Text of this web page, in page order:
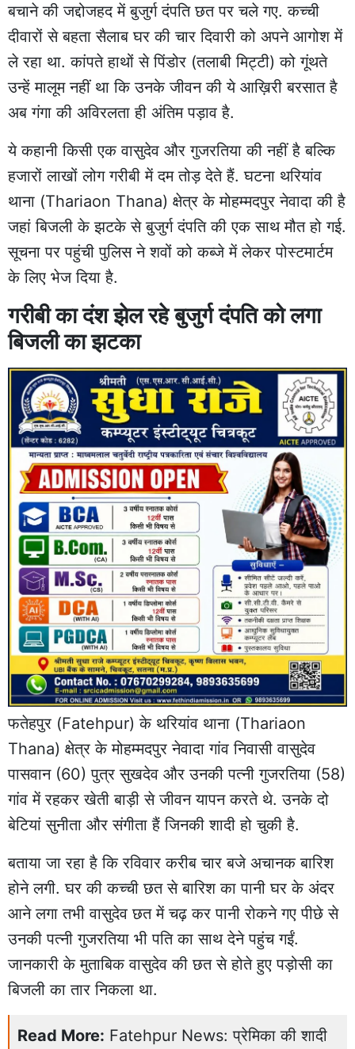
बचाने की जद्दोजहद में बुजुर्ग दंपति छत पर चले गए. कच्ची
दीवारों से बहता सैलाब घर की चार दिवारी को अपने आगोश में
ले रहा था. कांपते हाथों से पिंडोर (तलाबी मिट्टी) को गूंथते
उन्हें मालूम नहीं था कि उनके जीवन की ये आख़िरी बरसात है
अब गंगा की अविरलता ही अंतिम पड़ाव है.
ये कहानी किसी एक वासुदेव और गुजरतिया की नहीं है बल्कि
हजारों लाखों लोग गरीबी में दम तोड़ देते हैं. घटना थरियांव
थाना (Thariaon Thana) क्षेत्र के मोहम्मदपुर नेवादा की है
जहां बिजली के झटके से बुजुर्ग दंपति की एक साथ मौत हो गई.
सूचना पर पहुंचीपुलिसने शवों को कब्जे में लेकर पोस्टमार्टम
के लिए भेज दिया है.
गरीबी का दंश झेल रहे बुजुर्ग दंपति को लगा
बिजली का झटका
फतेहपुर (Fatehpur) के थरियांव थाना (Thariaon
Thana) क्षेत्र के मोहम्मदपुर नेवादा गांव निवासी वासुदेव
पासवान (60) पुत्र सुखदेव और उनकी पत्नी गुजरतिया (58)
गांव में रहकरखेती बाड़ी से जीवन यापन करते थे. उनके दो
बेटियां सुनीता और संगीता हैं जिनकी शादी हो चुकी है.
बताया जा रहा है कि रविवार करीब चार बजे अचानक बारिश
होने लगी. घर की कच्ची छत से बारिश का पानी घर के अंदर
आने लगा तभी वासुदेव छत में चढ़ कर पानी रोकने गए पीछे से
उनकी पत्नी गुजरतिया भी पति का साथ देने पहुंच गईं.
जानकारी के मुताबिक वासुदेव की छत से होते हुए पड़ोसी का
बिजली का तार निकला था.
Read More: Fatehpur News: प्रेमिका की शादी